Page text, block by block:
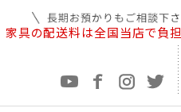
家具の配送料は全国当店で負